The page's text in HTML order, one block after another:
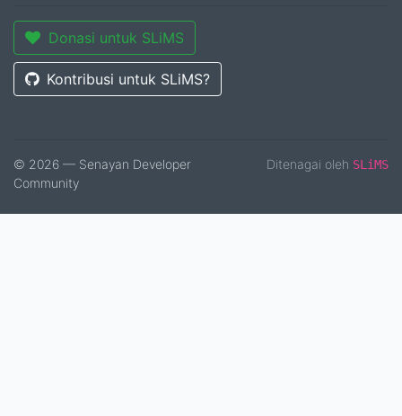
Donasi untuk SLiMS
Kontribusi untuk SLiMS?
© 2026 — Senayan Developer
Community
Ditenagai oleh SLiMS